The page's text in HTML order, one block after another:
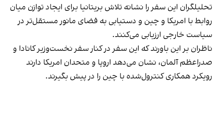
تحلیلگران این سفر را نشانه تلاش بریتانیا برای ایجاد توازن میان
روابط با امریکا و چین و دستیابی به فضای مانور مستقل‌تر در
سیاست خارجی ارزیابی می‌کنند.
ناظران بر این باورند که این سفر در کنار سفر نخست‌وزیر کانادا و
صدراعظم آلمان، نشان می‌دهد اروپا و متحدان امریکا دارند
رویکرد همکاری کنترول‌شده با چین را در پیش بگیرند.